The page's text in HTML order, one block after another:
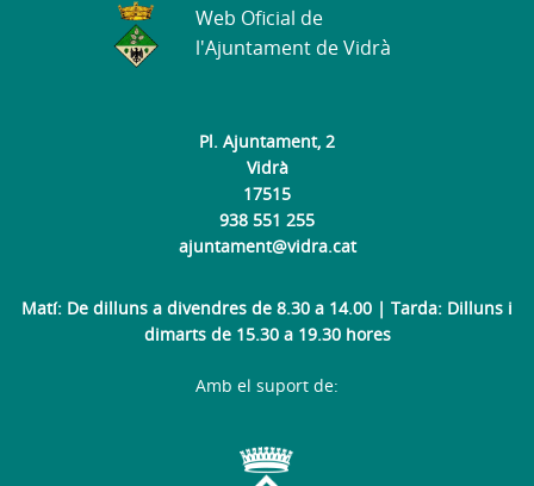
Pl. Ajuntament, 2
Vidrà
17515
938 551 255
ajuntament@vidra.cat
Matí: De dilluns a divendres de 8.30 a 14.00 | Tarda: Dilluns i
dimarts de 15.30 a 19.30 hores
Web Oficial de
l'Ajuntament de Vidrà
Amb el suport de: